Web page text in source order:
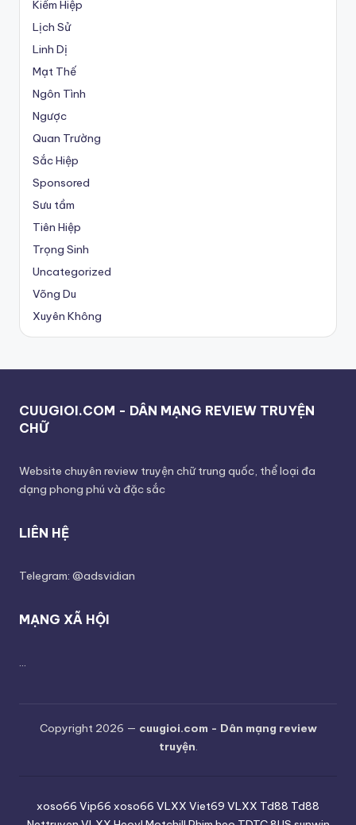
Kiếm Hiệp
Lịch Sử
Linh Dị
Mạt Thế
Ngôn Tình
Ngược
Quan Trường
Sắc Hiệp
Sponsored
Sưu tầm
Tiên Hiệp
Trọng Sinh
Uncategorized
Võng Du
Xuyên Không
CUUGIOI.COM - DÂN MẠNG REVIEW TRUYỆN
CHỮ
Website chuyên review truyện chữ trung quốc, thể loại đa
dạng phong phú và đặc sắc
LIÊN HỆ
Telegram: @adsvidian
MẠNG XÃ HỘI
...
Copyright 2026 — cuugioi.com - Dân mạng review
truyện.
xoso66 Vip66 xoso66 VLXX Viet69 VLXX Td88 Td88